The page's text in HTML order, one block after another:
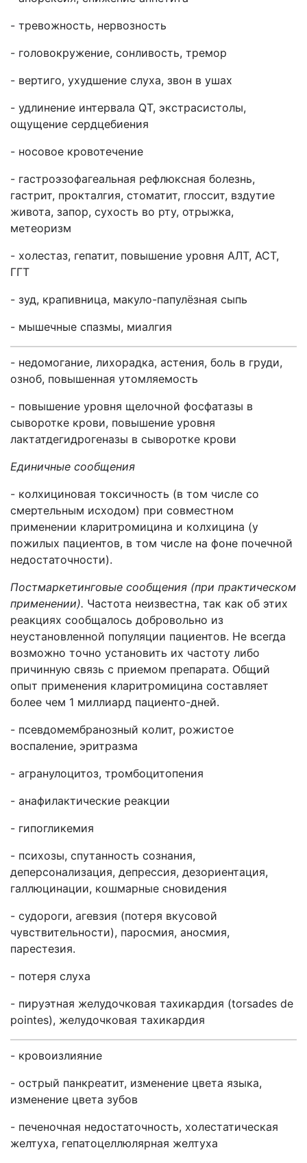
- тревожность, нервозность
- головокружение, сонливость, тремор
- вертиго, ухудшение слуха, звон в ушах
- удлинение интервала QT, экстрасистолы,
ощущение сердцебиения
- носовое кровотечение
- гастроэзофагеальная рефлюксная болезнь,
гастрит, прокталгия, стоматит, глоссит, вздутие
живота, запор, сухость во рту, отрыжка,
метеоризм
- холестаз, гепатит, повышение уровня АЛТ, АСТ,
ГГТ
- зуд, крапивница, макуло-папулёзная сыпь
- мышечные спазмы, миалгия
- недомогание, лихорадка, астения, боль в груди,
озноб, повышенная утомляемость
- повышение уровня щелочной фосфатазы в
сыворотке крови, повышение уровня
лактатдегидрогеназы в сыворотке крови
Единичные сообщения
- колхициновая токсичность (в том числе со
смертельным исходом) при совместном
применении кларитромицина и колхицина (у
пожилых пациентов, в том числе на фоне почечной
недостаточности).
Постмаркетинговые сообщения (при практическом
применении). Частота неизвестна, так как об этих
реакциях сообщалось добровольно из
неустановленной популяции пациентов. Не всегда
возможно точно установить их частоту либо
причинную связь с приемом препарата. Общий
опыт применения кларитромицина составляет
более чем 1 миллиард пациенто-дней.
- псевдомембранозный колит, рожистое
воспаление, эритразма
- агранулоцитоз, тромбоцитопения
- анафилактические реакции
- гипогликемия
- психозы, спутанность сознания,
деперсонализация, депрессия, дезориентация,
галлюцинации, кошмарные сновидения
- судороги, агевзия (потеря вкусовой
чувствительности), паросмия, аносмия,
парестезия.
- потеря слуха
- пируэтная желудочковая тахикардия (torsades de
pointes), желудочковая тахикардия
- кровоизлияние
- острый панкреатит, изменение цвета языка,
изменение цвета зубов
- печеночная недостаточность, холестатическая
желтуха, гепатоцеллюлярная желтуха